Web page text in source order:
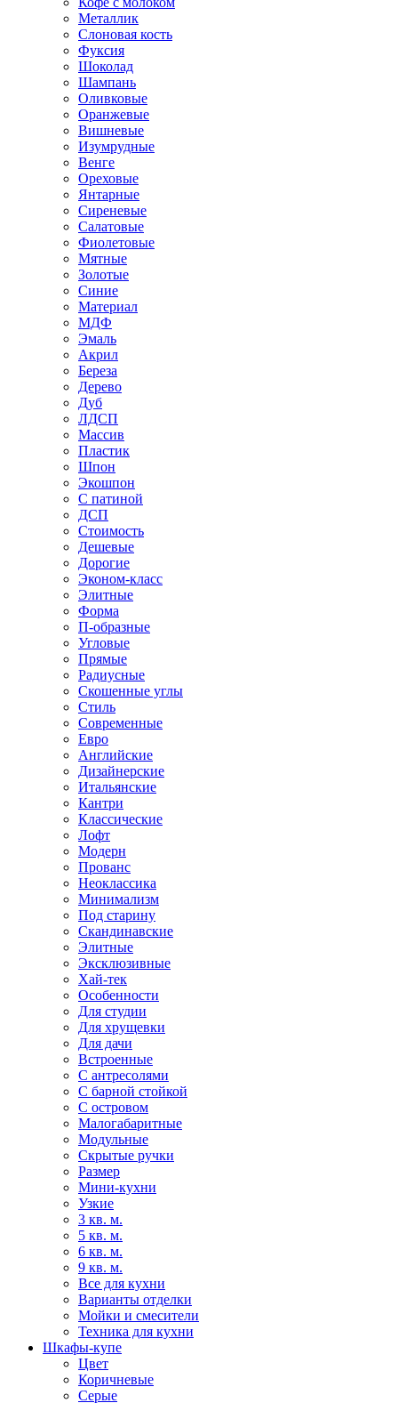
Металлик
Слоновая кость
Фуксия
Шоколад
Шампань
Оливковые
Оранжевые
Вишневые
Изумрудные
Венге
Ореховые
Янтарные
Сиреневые
Салатовые
Фиолетовые
Мятные
Золотые
Синие
Материал
МДФ
Эмаль
Акрил
Береза
Дерево
Дуб
ЛДСП
Массив
Пластик
Шпон
Экошпон
С патиной
ДСП
Стоимость
Дешевые
Дорогие
Эконом-класс
Элитные
Форма
П-образные
Угловые
Прямые
Радиусные
Скошенные углы
Стиль
Современные
Евро
Английские
Дизайнерские
Итальянские
Кантри
Классические
Лофт
Модерн
Прованс
Неоклассика
Минимализм
Под старину
Скандинавские
Элитные
Эксклюзивные
Хай-тек
Особенности
Для студии
Для хрущевки
Для дачи
Встроенные
С антресолями
С барной стойкой
С островом
Малогабаритные
Модульные
Скрытые ручки
Размер
Мини-кухни
Узкие
3 кв. м.
5 кв. м.
6 кв. м.
9 кв. м.
Все для кухни
Варианты отделки
Мойки и смесители
Техника для кухни
Шкафы-купе
Цвет
Коричневые
Серые